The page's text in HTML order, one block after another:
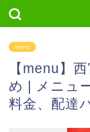
menu
【menu】
め | メニュ
料金、配達